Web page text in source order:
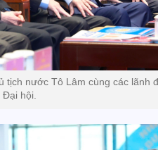
tịch nước Tô Lâm cùng các lãnh
Đại hội.